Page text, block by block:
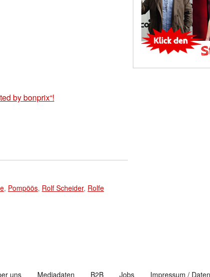
by bonprix“!
, Pompöös, Rolf Scheider, Rolfe
uns Mediadaten B2B Jobs Impressum /